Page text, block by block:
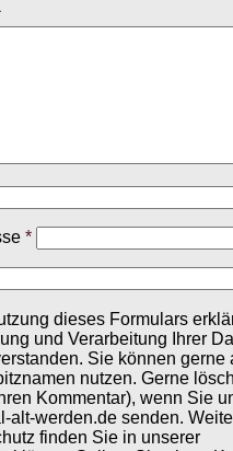
*
dieses Formulars
und Verarbeitung Ihrer
Sie können gerne
nutzen. Gerne
Kommentar), wenn Sie
alt-werden.de senden.
finden Sie in unserer